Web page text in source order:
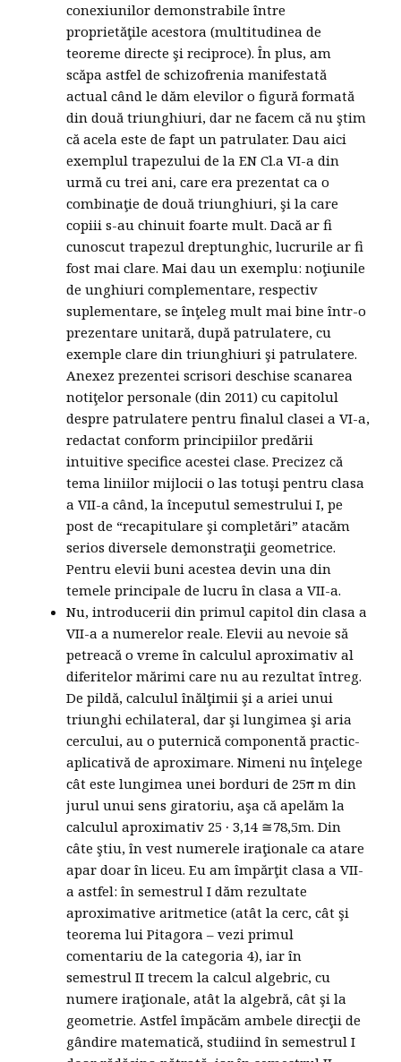
conexiunilor demonstrabile între
proprietăţile acestora (multitudinea de
teoreme directe şi reciproce). În plus, am
scăpa astfel de schizofrenia manifestată
actual când le dăm elevilor o figură formată
din două triunghiuri, dar ne facem că nu ştim
că acela este de fapt un patrulater. Dau aici
exemplul trapezului de la EN Cl.a VI-a din
urmă cu trei ani, care era prezentat ca o
combinaţie de două triunghiuri, şi la care
copiii s-au chinuit foarte mult. Dacă ar fi
cunoscut trapezul dreptunghic, lucrurile ar fi
fost mai clare. Mai dau un exemplu: noţiunile
de unghiuri complementare, respectiv
suplementare, se înţeleg mult mai bine într-o
prezentare unitară, după patrulatere, cu
exemple clare din triunghiuri şi patrulatere.
Anexez prezentei scrisori deschise scanarea
notiţelor personale (din 2011) cu capitolul
despre patrulatere pentru finalul clasei a VI-a,
redactat conform principiilor predării
intuitive specifice acestei clase. Precizez că
tema liniilor mijlocii o las totuşi pentru clasa
a VII-a când, la începutul semestrului I, pe
post de “recapitulare şi completări” atacăm
serios diversele demonstraţii geometrice.
Pentru elevii buni acestea devin una din
temele principale de lucru în clasa a VII-a.
Nu, introducerii din primul capitol din clasa a
VII-a a numerelor reale. Elevii au nevoie să
petreacă o vreme în calculul aproximativ al
diferitelor mărimi care nu au rezultat întreg.
De pildă, calculul înălţimii şi a ariei unui
triunghi echilateral, dar şi lungimea şi aria
cercului, au o puternică componentă practic-
aplicativă de aproximare. Nimeni nu înţelege
cât este lungimea unei borduri de 25π m din
jurul unui sens giratoriu, aşa că apelăm la
calculul aproximativ 25 ∙ 3,14 ≅78,5m. Din
câte ştiu, în vest numerele iraţionale ca atare
apar doar în liceu. Eu am împărţit clasa a VII-
a astfel: în semestrul I dăm rezultate
aproximative aritmetice (atât la cerc, cât şi
teorema lui Pitagora – vezi primul
comentariu de la categoria 4), iar în
semestrul II trecem la calcul algebric, cu
numere iraţionale, atât la algebră, cât şi la
geometrie. Astfel împăcăm ambele direcţii de
gândire matematică, studiind în semestrul I